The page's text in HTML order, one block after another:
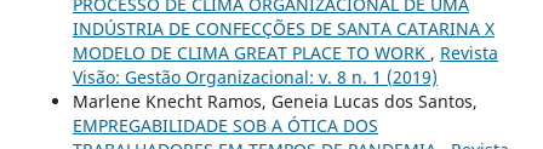
INDÚSTRIA DE CONFECÇÕES DE SANTA CATARINA X
MODELO DE CLIMA GREAT PLACE TO WORK , Revista
Visão: Gestão Organizacional: v. 8 n. 1 (2019)
Marlene Knecht Ramos, Geneia Lucas dos Santos,
EMPREGABILIDADE SOB A ÓTICA DOS